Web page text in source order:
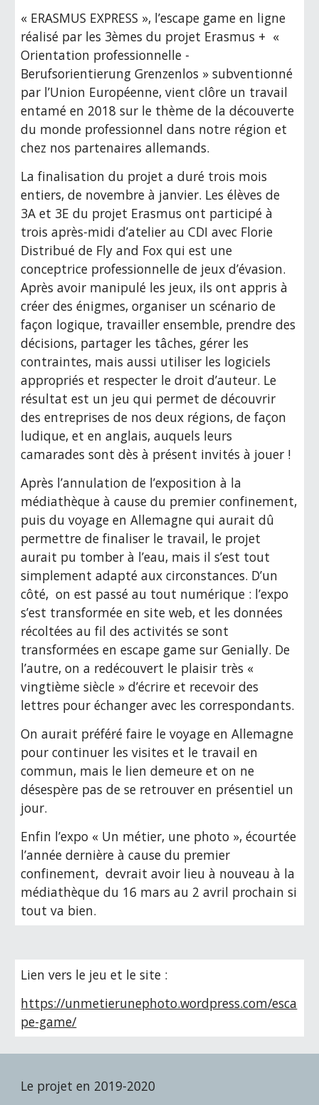
« ERASMUS EXPRESS », l’escape game en ligne
réalisé par les 3èmes du projet Erasmus +  «
Orientation professionnelle -
Berufsorientierung Grenzenlos » subventionné
par l’Union Européenne, vient clôre un travail
entamé en 2018 sur le thème de la découverte
du monde professionnel dans notre région et
chez nos partenaires allemands.
La finalisation du projet a duré trois mois
entiers, de novembre à janvier. Les élèves de
3A et 3E du projet Erasmus ont participé à
trois après-midi d’atelier au CDI avec Florie
Distribué de Fly and Fox qui est une
conceptrice professionnelle de jeux d’évasion.
Après avoir manipulé les jeux, ils ont appris à
créer des énigmes, organiser un scénario de
façon logique, travailler ensemble, prendre des
décisions, partager les tâches, gérer les
contraintes, mais aussi utiliser les logiciels
appropriés et respecter le droit d’auteur. Le
résultat est un jeu qui permet de découvrir
des entreprises de nos deux régions, de façon
ludique, et en anglais, auquels leurs
camarades sont dès à présent invités à jouer !
Après l’annulation de l’exposition à la
médiathèque à cause du premier confinement,
puis du voyage en Allemagne qui aurait dû
permettre de finaliser le travail, le projet
aurait pu tomber à l’eau, mais il s’est tout
simplement adapté aux circonstances. D’un
côté,  on est passé au tout numérique : l’expo
s’est transformée en site web, et les données
récoltées au fil des activités se sont
transformées en escape game sur Genially. De
l’autre, on a redécouvert le plaisir très «
vingtième siècle » d’écrire et recevoir des
lettres pour échanger avec les correspondants.
On aurait préféré faire le voyage en Allemagne
pour continuer les visites et le travail en
commun, mais le lien demeure et on ne
désespère pas de se retrouver en présentiel un
jour.
Enfin l’expo « Un métier, une photo », écourtée
l’année dernière à cause du premier
confinement,  devrait avoir lieu à nouveau à la
médiathèque du 16 mars au 2 avril prochain si
tout va bien.
Lien vers le jeu et le site :
https://unmetierunephoto.wordpress.com/esca
pe-game/
Le projet en 2019-2020